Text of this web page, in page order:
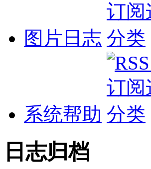
图片日志
系统帮助
日志归档